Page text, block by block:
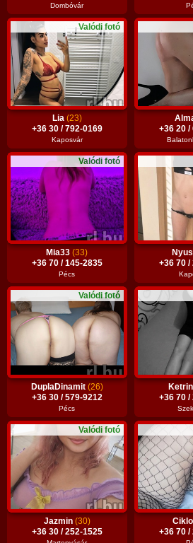
Dombóvár
Valódi fotó
Lia (23)
+36 30 / 792-0169
Kaposvár
+36 20 /
Valódi fotó
Mia33(33)
+36 70 / 145-2835
Pécs
+36 70 /
Valódi fotó
DuplaDinamit (26)
+36 30 / 579-9212
Pécs
+36 70 /
Valódi fotó
Jazmin (30)
+36 30 / 252-1525
+36 70 /